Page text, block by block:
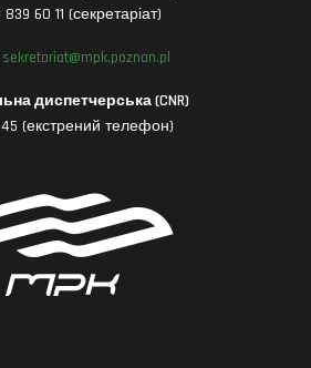
839 60 11 (секретаріат)
sekretariat@mpk.poznan.pl
диспетчерська (CNR)
(екстрений телефон)